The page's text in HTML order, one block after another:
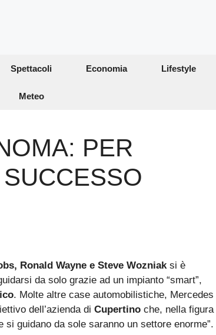
Spettacoli Economia Lifestyle
Meteo
PER
Ronald Wayne e Steve Wozniaksi è
da solo grazie ad un impianto “smart”,
. Molte altre case automobilistiche, Mercedes
dell’azienda di Cupertino che, nella figura
guidano da sole saranno un settore enorme”.